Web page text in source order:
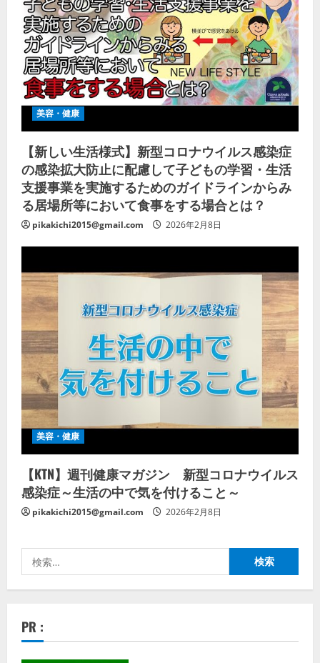
美容・健康
【新しい生活様式】新型コロナウイルス感染症
の感染拡大防止に配慮して子どもの学習・生活
支援事業を実施するためのガイドラインからみ
る居場所等において食事をする場合とは？
pikakichi2015@gmail.com 2026年2月8日
美容・健康
【KTN】週刊健康マガジン 新型コロナウイルス
感染症～生活の中で気を付けること～
pikakichi2015@gmail.com 2026年2月8日
索:
PR :